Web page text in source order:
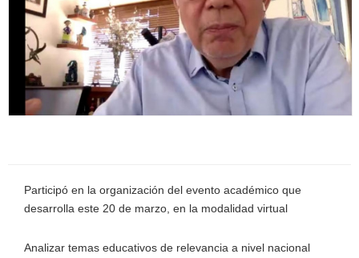
Participó en la organización del evento académico que
desarrolla este 20 de marzo, en la modalidad virtual
Analizar temas educativos de relevancia a nivel nacional